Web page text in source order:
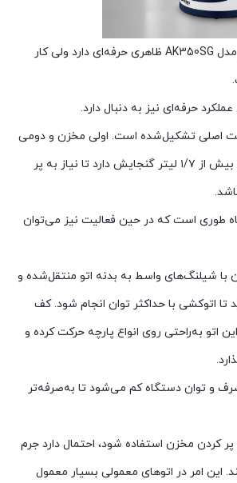
اتوبخار مخزن دار آیکومدل AK350SG ظاهری حرفه‌ای دارد ولی کار
حرفه‌ای نیز به دنبال دارد.
اصلی تشکیل‌شده است. اولی مخزن و دومی
اتو. مخزن این دستگاه بیش از ۱/۷ لیتر گنجایش دارد تا نیاز به پر
طوری است که در حین فعالیت نیز می‌توان
با شیلنگ‌های واسط به بدنه اتو منتقل‌شده و
اتوکشی با حداکثر توان انجام شود. کف
این اتو به‌راحتی روی انواع پارچه حرکت کرده و
و توان دستگاه کم می‌شود تا به‌صرفه‌تر
پر کردن مخزن استفاده شود، احتمال دارد جرم
امر در اتوهای معمولی بسیار معمول